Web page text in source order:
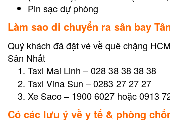
Pin sạc dự phòng
Làm sao di chuyển ra sân bay
Quý khách đã đặt vé về quê chặng
Sân Nhất
Taxi Mai Linh – 028 38 38 38 38
Taxi Vina Sun – 0283 27 27 27
Xe Saco – 1900 6027 hoặc 0913
Có các lưu ý về y tế & phòng